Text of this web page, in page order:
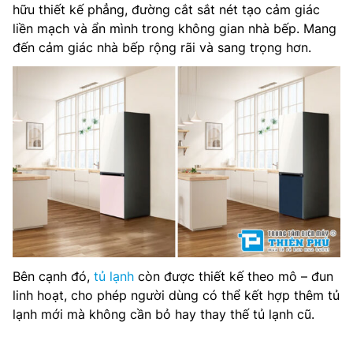
Chất liệu cửa tủ lạnh: Kính Bespoke
Chất liệu khay ngăn lạnh: Kính chịu lực
Kích thước tủ lạnh: 654 x 702 x 1947 mm
Trọng lượng: 81 kg
Năm ra mắt: 2021
Hãng: Samsung
hữu thiết kế phẳng, đường cắt sắt nét tạo cảm giác
liền mạch và ẩn mình trong không gian nhà bếp. Mang
đến cảm giác nhà bếp rộng rãi và sang trọng hơn.
Bên cạnh đó, tủ lạnh còn được thiết kế theo mô – đun
linh hoạt, cho phép người dùng có thể kết hợp thêm tủ
lạnh mới mà không cần bỏ hay thay thế tủ lạnh cũ.